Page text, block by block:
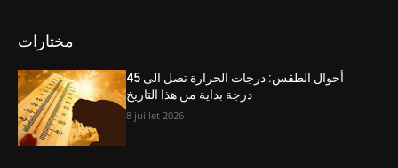
مختارات
أحوال الطقس: درجات الحرارة تصل الى 45
درجة بداية من هذا التاريخ
8 juillet 2026